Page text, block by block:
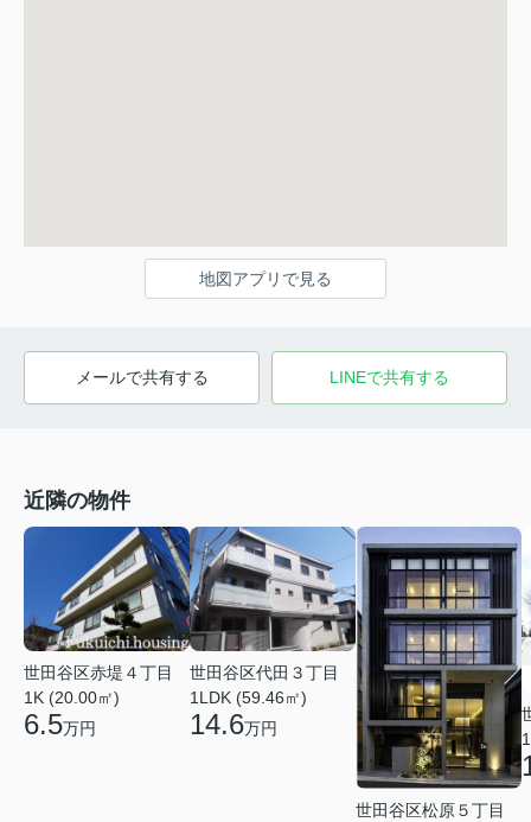
地図アプリで見る
メールで共有する LINEで共有する
近隣の物件
世田谷区赤堤４丁目
1K (20.00㎡)
6.5万円
世田谷区代田３丁目
1LDK (59.46㎡)
14.6万円
世田谷区松原５丁目